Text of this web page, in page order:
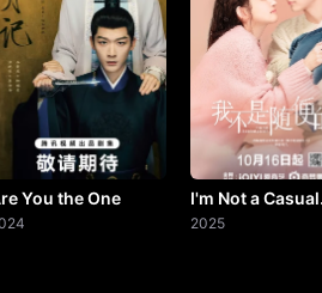
20.
21.
22.
23.
You the One
I'm Not a Casual
Person
2025